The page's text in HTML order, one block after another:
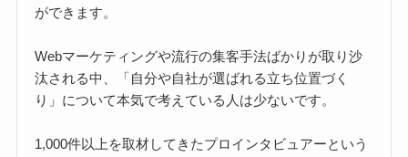
ができます。
Webマーケティングや流行の集客手法ばかりが取り沙
汰される中、「自分や自社が選ばれる立ち位置づく
り」について本気で考えている人は少ないです。
1,000件以上を取材してきたプロインタビュアーという